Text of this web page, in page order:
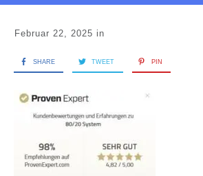
Februar 22, 2025 in
SHARE TWEET PIN